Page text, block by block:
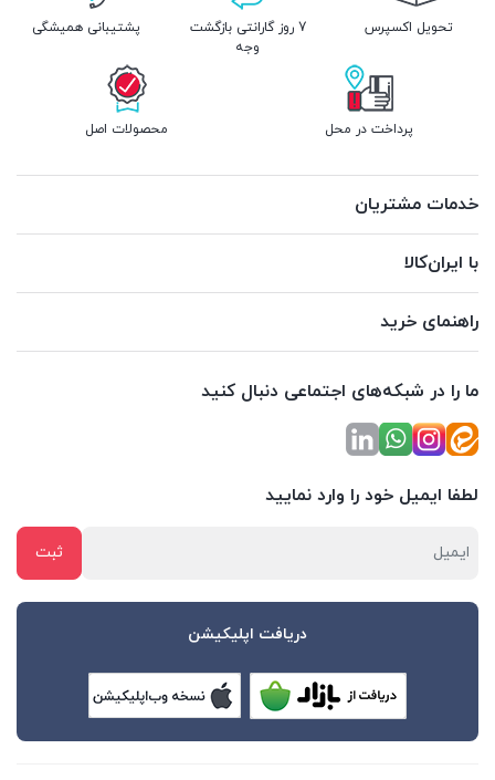
تحویل اکسپرس
7 روز گارانتی بازگشت
وجه
پشتیبانی همیشگی
پرداخت در محل محصولات اصل
خدمات مشتریان
با ایران‌کالا
راهنمای خرید
ما را در شبکه‌های اجتماعی دنبال کنید
لطفا ایمیل خود را وارد نمایید
دریافت اپلیکیشن